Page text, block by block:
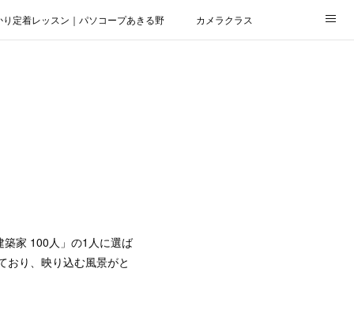
り定着レッスン｜パソコープあきる野 カメラクラス
家 100人」の1人に選ば
おり、映り込む風景がと